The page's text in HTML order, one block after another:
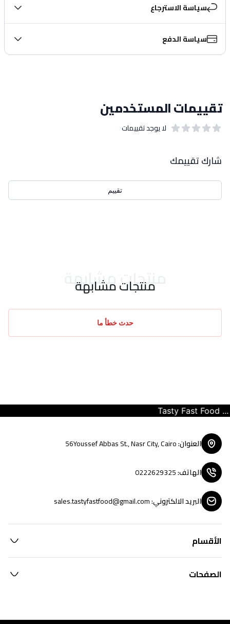
سياسة الاسترجاع
سياسة الدفع
تقييمات المستخدمين
لا يوجد تقييمات
شارك تقييمك
تقييم
منتجات مشابهة
منتجات مشابهة
حدث خطأ ما
Tasty Fast Food ...
العنوان:
56Youssef Abbas St., Nasr City, Cairo
الهاتف:
0222629325
البريد الالكتروني:
sales.tastyfastfood@gmail.com
الأقسام
الصفحات